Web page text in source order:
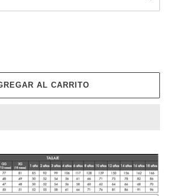
AL CARRITO